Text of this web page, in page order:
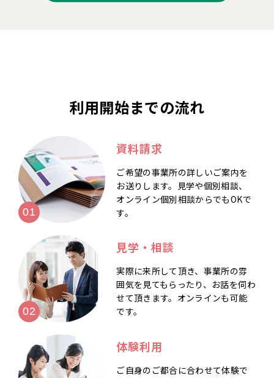
利用開始までの流れ
資料請求
ご希望の事業所の詳しいご案内を
お送りします。見学や個別相談、
オンライン個別相談からでもOKで
す。
見学・相談
実際に来所して頂き、事業所の雰
囲気を見てもらったり、お話を伺わ
せて頂きます。オンラインも可能
です。
体験利用
ご自身のご都合に合わせて体験で